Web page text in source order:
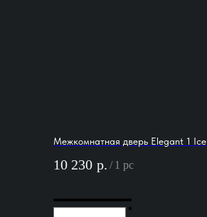
Межкомнатная дверь Elegant 1 Ice
10 230 р. / 1 pc